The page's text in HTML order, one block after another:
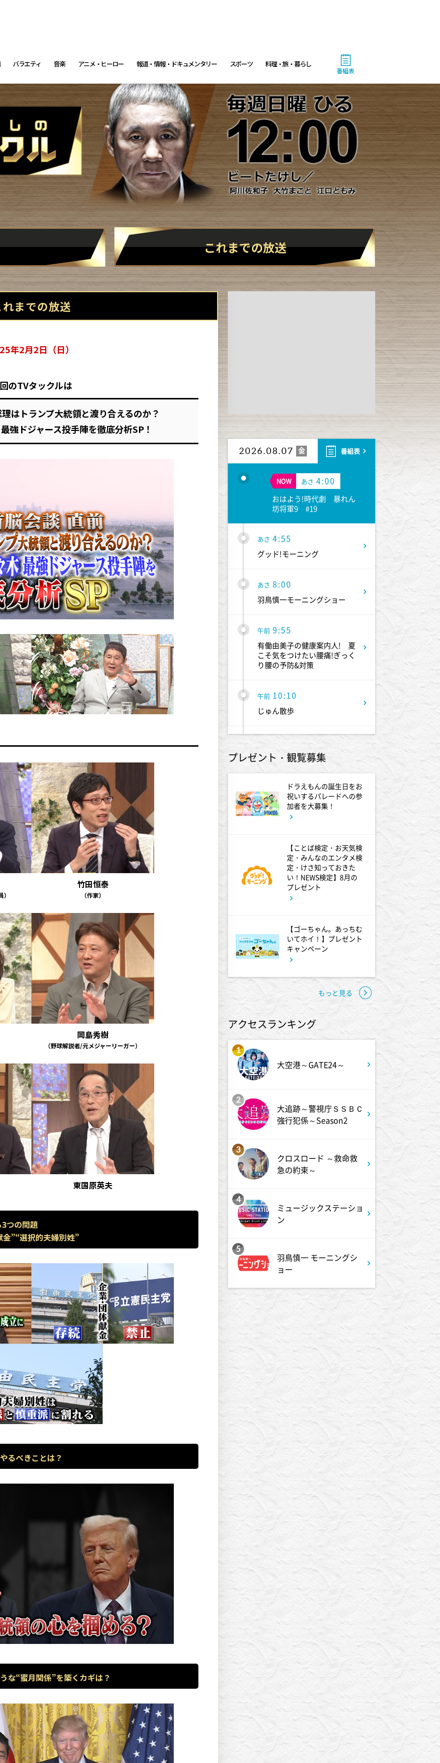
バラエティ 音楽 アニメ・ヒーロー 報道・情報・ドキュメンタリー スポーツ 料理・旅・暮らし
番組表
これまでの放送
れまでの放送
年2月2日（日）
のTVタックルは
はトランプ大統領と渡り合えるのか？
強ドジャース投手陣を徹底分析SP！
竹田恒泰
（作家）
岡島秀樹
（野球解説者/元メジャーリーガー）
東国原英夫
つの問題
”“選択的夫婦別姓”
るべきことは？
な“蜜月関係”を築くカギは？
2026.08.07 金 番組表
NOW あさ 4:00
おはよう!時代劇 暴れん
坊将軍9 #19
あさ 4:55
グッド!モーニング
あさ 8:00
羽鳥慎一モーニングショー
午前 9:55
有働由美子の健康案内人! 夏
こそ気をつけたい腰痛!ぎっく
り腰の予防&対策
午前 10:10
じゅん散歩
10:40
大下容子ワイド!スクランブル
1:00
徹子の部屋 追悼・寿美花代さ
ん
1:30
DAIGOも台所 ～きょうの献
立 何にする?～ 簡単!コーヒ
ーパンナコッタ
ANNニュース
午後 1:50
午後もじゅん散歩
科捜研の女12 #3
相棒16 #11
スーパーJチャンネル 井澤健
太朗と森山みなみが<ニュース
のハテナ>を深掘り
よる 6:50
ザワつく!路線バスで寄り道の
旅 【“東京&横浜"2大都市の地
よる 8:00
M-1王者たくろうの滋賀の魅力
プレゼンツアー
8:54
私の幸福時間
9:00
10周年あいみょん、TMR、
HY…名曲が続々!初登場ATEEZ
報道ステーション
よる 11:10
熱闘甲子園 涙は、強さにな
気づきの扉
名探偵のままでいて #4
深夜 0:45
キッチンカー大作戦!
バズマンTV
1:45
ラブ!!Jリーグ
プレゼント・観覧募集
ドラえもんの誕生日をお
祝いするパレードへの参
加者を大募集！
【ことば検定・お天気検
定・みんなのエンタメ検
定・けさ知っておきた
い！NEWS検定】8月の
プレゼント
【ゴーちゃん。あっちむ
いてホイ！】プレゼント
キャンペーン
もっと見る
アクセスランキング
1
大空港～GATE24～
2
大追跡～警視庁ＳＳＢＣ
強行犯係～Season2
3
クロスロード ～救命救
急の約束～
4
ミュージックステーショ
ン
5
羽鳥慎一 モーニングシ
ョー